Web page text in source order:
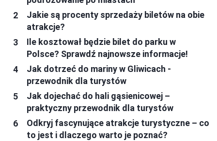
Jakie są procenty sprzedaży biletów na obie
atrakcje?
Ile kosztował będzie bilet do parku w
Polsce? Sprawdź najnowsze informacje!
Jak dotrzeć do mariny w Gliwicach -
przewodnik dla turystów
Jak dojechać do hali gąsienicowej –
praktyczny przewodnik dla turystów
Odkryj fascynujące atrakcje turystyczne – co
to jest i dlaczego warto je poznać?